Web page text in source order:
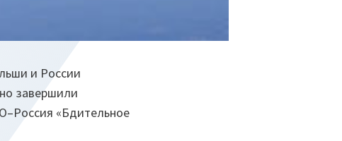
и России
завершили
«Бдительное